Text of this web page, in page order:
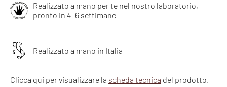
Realizzato a mano per te nel nostro laboratorio,
pronto in 4–6 settimane
Realizzato a mano in Italia
Clicca qui per visualizzare la scheda tecnica del prodotto.